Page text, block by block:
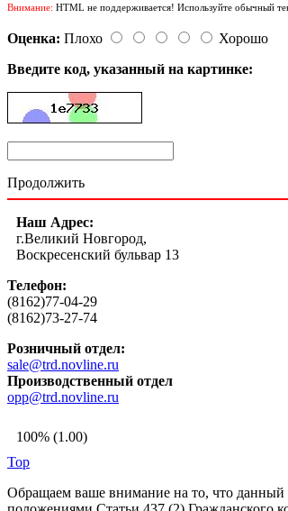
Внимание: HTML не поддерживается! Используйте обычный
Оценка: Плохо
Хорошо
Введите код, указанный на картинке:
Продолжить
Наш Адрес:
г.Великий Новгород,
Воскресенский бульвар 13
Телефон:
(8162)77-04-29
(8162)73-27-74
Розничный отдел:
sale@trd.novline.ru
Производственный отдел
opp@trd.novline.ru
100% (1.00)
Top
Обращаем ваше внимание на то, что данный